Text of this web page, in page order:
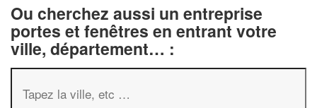
Ou cherchez aussi un entreprise
portes et fenêtres en entrant votre
ville, département… :